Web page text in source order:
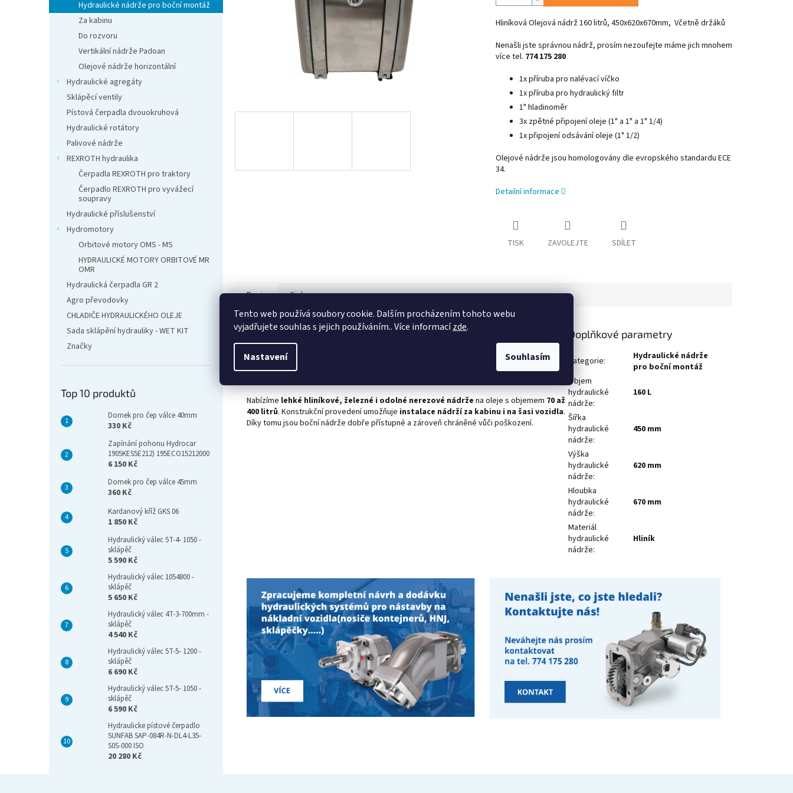
Tento web používá soubory cookie. Dalším procházením tohoto webu
vyjadřujete souhlas s jejich používáním.. Více informacízde.
Nastavení Souhlasím
e
Hydraulické nádrže pro boční montáž
Za kabinu
Do rozvoru
Vertikální nádrže Padoan
Olejové nádrže horizontální
Hydraulické agregáty
Sklápěcí ventily
Pístová čerpadla dvouokruhová
Hydraulické rotátory
Palivové nádrže
REXROTH hydraulika
Čerpadla REXROTH pro traktory
Čerpadlo REXROTH pro vyvážecí
soupravy
Hydraulické příslušenství
Hydromotory
Orbitové motory OMS - MS
HYDRAULICKÉ MOTORY ORBITOVÉ MR
OMR
Hydraulická čerpadla GR 2
Agro převodovky
CHLADIČE HYDRAULICKÉHO OLEJE
Sada sklápění hydrauliky - WET KIT
Značky
Top 10 produktů
Domek pro čep válce 40mm
330 Kč
Zapínání pohonu Hydrocar
1905KES5E212) 195ECO15212000
6 150 Kč
Domek pro čep válce 45mm
360 Kč
Kardanový kříž GKS 06
1 850 Kč
Hydraulický válec 5T-4- 1050 -
sklápěč
5 590 Kč
Hydraulický válec 1054800 -
sklápěč
5 650 Kč
Hydraulický válec 4T-3-700mm -
sklápěč
4 540 Kč
Hydraulický válec 5T-5- 1200 -
sklápěč
6 690 Kč
Hydraulický válec 5T-5- 1050 -
sklápěč
6 590 Kč
Hydraulicke pístové čerpadlo
SUNFAB SAP-084R-N-DL4-L35-
S0S-000 ISO
20 280 Kč
Hliníková Olejová nádrž 160 litrů, 450x620x670mm, Včetně držáků
Nenašli jste správnou nádrž, prosím nezoufejte máme jich mnohem
více tel. 774 175 280
1x příruba pro nalévací víčko
1x příruba pro hydraulický filtr
1" hladinoměr
3x zpětné připojení oleje (1" a 1" a 1" 1/4)
1x připojení odsávání oleje (1" 1/2)
Olejové nádrže jsou homologovány dle evropského standardu ECE
34.
Detailní informace
TISK ZAVOLEJTE SDÍLET
Popis Diskuze
Detailní popis produktu
Jsmeoficiální dodavatel
špičkových nádrží od světového výrobce Padoan. Hydraulické
nádrže Padoan jsou vhodné
IVECO, MAN, SCANIA, MERCEDES,
Nabízíme lehké hliníkové, železné i odolné nerezové nádrže na oleje s objemem 70 až
400 litrů. Konstrukční provedení umožňuje instalace nádrží za kabinu i na šasi vozidla.
Díky tomu jsou boční nádrže dobře přístupné a zároveň chráněné vůči poškození.
Doplňkové parametry
Kategorie:
Hydraulické nádrže
pro boční montáž
Objem
hydraulické
nádrže:
160 L
Šířka
hydraulické
nádrže:
450 mm
Výška
hydraulické
nádrže:
620 mm
Hloubka
hydraulické
nádrže:
670 mm
Materiál
hydraulické
nádrže:
Hliník